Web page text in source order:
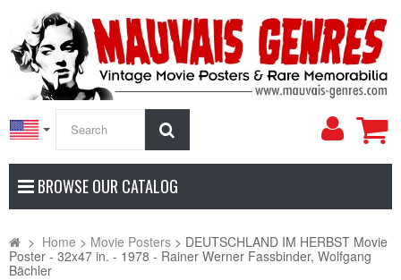
My
BROWSE OUR CATALOG
> Home > Movie Posters > DEUTSCHLAND IM HERBST Movie
Poster - 32x47 in. - 1978 - Rainer Werner Fassbinder, Wolfgang
Bächler